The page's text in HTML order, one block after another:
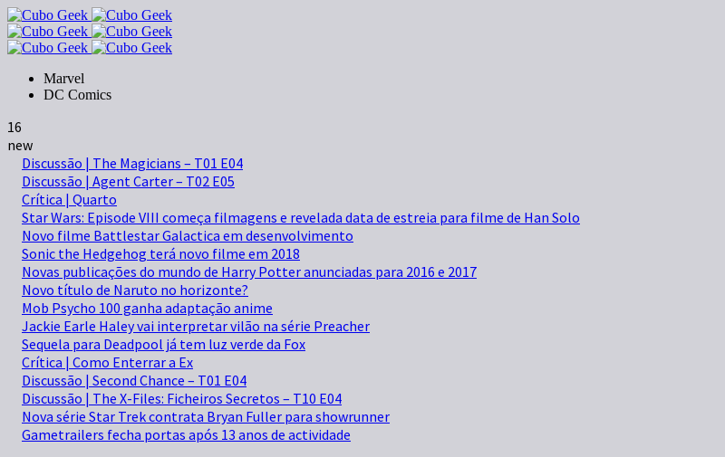
Marvel
DC Comics
16
new
Discussão | The Magicians – T01 E04
Discussão | Agent Carter – T02 E05
Crítica | Quarto
Star Wars: Episode VIII começa filmagens e revelada data de estreia para filme de Han Solo
Novo filme Battlestar Galactica em desenvolvimento
Sonic the Hedgehog terá novo filme em 2018
Novas publicações do mundo de Harry Potter anunciadas para 2016 e 2017
Novo título de Naruto no horizonte?
Mob Psycho 100 ganha adaptação anime
Jackie Earle Haley vai interpretar vilão na série Preacher
Sequela para Deadpool já tem luz verde da Fox
Crítica | Como Enterrar a Ex
Discussão | Second Chance – T01 E04
Discussão | The X-Files: Ficheiros Secretos – T10 E04
Nova série Star Trek contrata Bryan Fuller para showrunner
Gametrailers fecha portas após 13 anos de actividade